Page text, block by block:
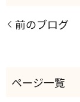
前のブログ